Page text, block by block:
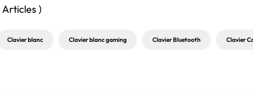
Articles )
Clavier blanc Clavier blanc gaming Clavier Bluetooth Clavier